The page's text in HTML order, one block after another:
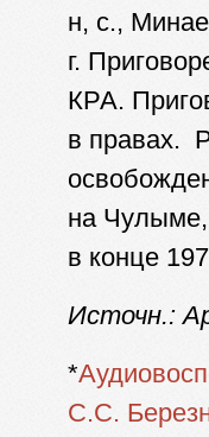
н, с.,
г.
КРА.
в правах.
на Чулыме,
в конце
Источн.:
*
С.С.